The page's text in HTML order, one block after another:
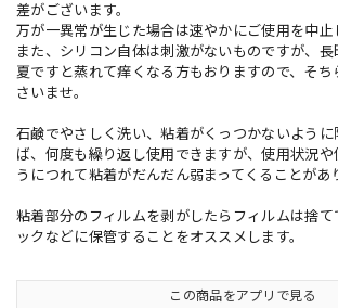
差がございます。
万が一異常が生じた場合は速やかにご使用を中止
また、シリコン自体は刺激がないものですが、長
夏ですと蒸れて痒くなる方もおりますので、そ
さいませ。
石鹸でやさしく洗い、粘着がくっつかないよう
ば、何度も繰り返し使用できますが、使用状況
うにつれて粘着がだんだん弱まってくることがあ
粘着部分のフィルムを剥がしたらフィルムは捨て
ックなどに保管することをオススメします。
この商品をアプリで見る